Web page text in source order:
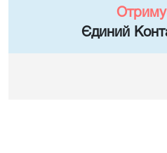
Єдиний